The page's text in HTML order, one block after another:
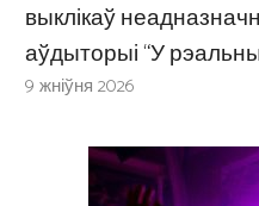
выклікаў
аўдыторыі “У
9 жніўня 2026